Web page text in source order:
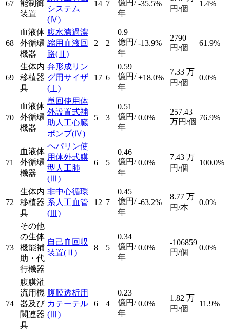
67
能制御
装置
システム
(Ⅳ)
14 7
億円/
年
-35.5%
円/個
1.4%
68
血液体
外循環
機器
腹水濾過濃
縮用血液回
路(Ⅱ)
2 2
0.9
億円/
年
-13.9%
2790
円/個
61.9%
69
生体内
移植器
具
弁形成リン
グ用サイザ
(Ⅰ)
17 6
0.59
億円/
年
+18.0%
7.33 万
円/個
0.0%
70
血液体
外循環
機器
単回使用体
外設置式補
助人工心臓
ポンプ(Ⅳ)
5 3
0.51
億円/
年
0.0%
257.43
万円/個 76.9%
71
血液体
外循環
機器
ヘパリン使
用体外式膜
型人工肺
(Ⅲ)
6 5
0.46
億円/
年
0.0%
7.43 万
円/個
100.0%
72
生体内
移植器
具
非中心循環
系人工血管
(Ⅲ)
12 7
0.45
億円/
年
-63.2%
8.77 万
円/本
0.0%
73
その他
の生体
機能補
助・代
行機器
自己血回収
装置(Ⅱ)
8 5
0.34
億円/
年
0.0%
-106859
円/個
0.0%
74
腹膜灌
流用機
器及び
関連器
具
腹膜透析用
カテーテル
(Ⅲ)
6 4
0.23
億円/
年
0.0%
1.82 万
円/個
11.9%